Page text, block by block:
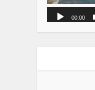
00:00